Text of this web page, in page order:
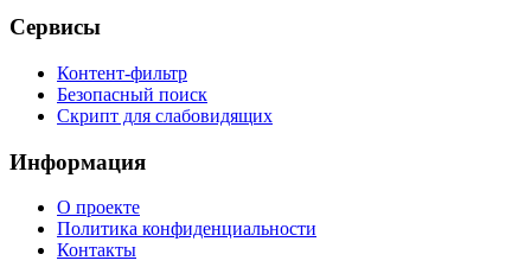
Сервисы
Контент-фильтр
Безопасный поиск
Скрипт для слабовидящих
Информация
О проекте
Политика конфиденциальности
Контакты